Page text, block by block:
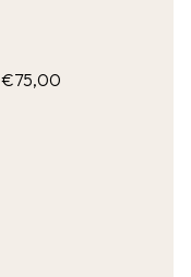
€75,00